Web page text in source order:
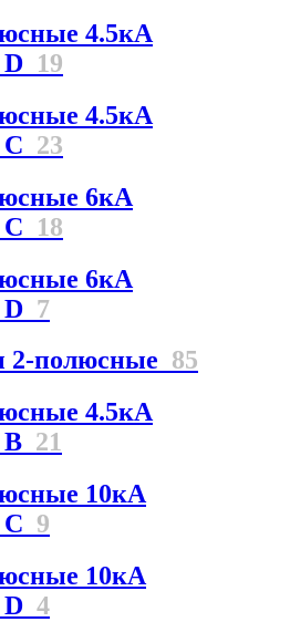
4.5кА
D 19
4.5кА
С 23
6кА
18
6кА
D 7
2-полюсные 85
4.5кА
В 21
10кА
9
10кА
D 4